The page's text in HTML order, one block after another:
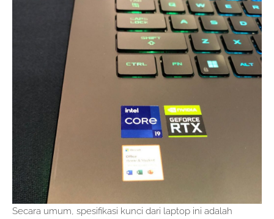
Secara umum, spesifikasi kunci dari laptop ini adalah